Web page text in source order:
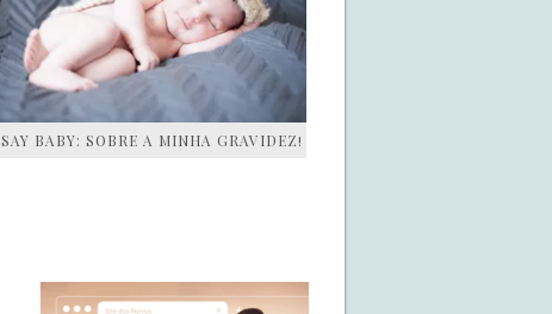
SAY BABY: SOBRE A MINHA GRAVIDEZ!
SIDEBAR